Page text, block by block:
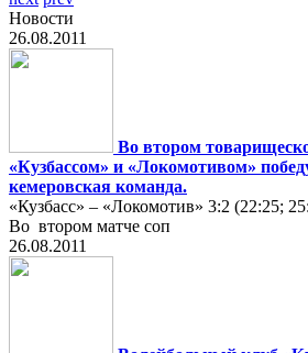
Новости
26.08.2011
Во втором
«Кузбассом» и «Локомотивом»
кемеровская команда.
«Кузбасс» – «Локомотив» 3:2 (22:25;
Во втором матче соп
26.08.2011